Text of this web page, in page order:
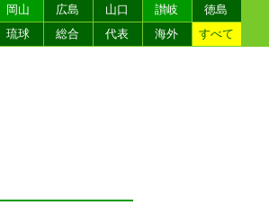
岡山 広島 山口 讃岐
徳島
琉球 総合 代表 海外 すべて